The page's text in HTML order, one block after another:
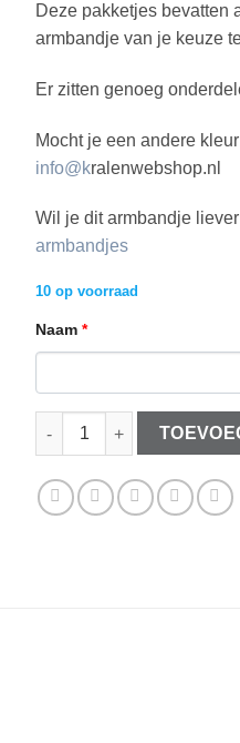
Deze pakketjes bevatten
armbandje van je keuze
Er zitten genoeg
Mocht je een andere
info@kralenwebshop.nl
Wil je dit armbandje
armbandjes
10 op voorraad
Naam *
DIY armbandje Infinity